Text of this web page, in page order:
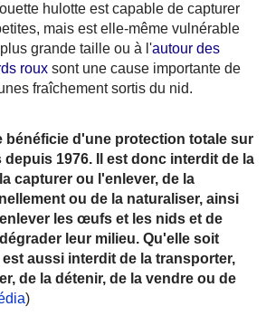
hulotte est capable de capturer
mais est elle-même vulnérable
grande taille ou à l'autour des
roux sont une cause importante de
fraîchement sortis du nid.
bénéficie d'une protection totale sur
depuis 1976. Il est donc interdit de la
capturer ou l'enlever, de la
ou de la naturaliser, ainsi
les œufs et les nids et de
leur milieu. Qu'elle soit
aussi interdit de la transporter,
de la détenir, de la vendre ou de
)